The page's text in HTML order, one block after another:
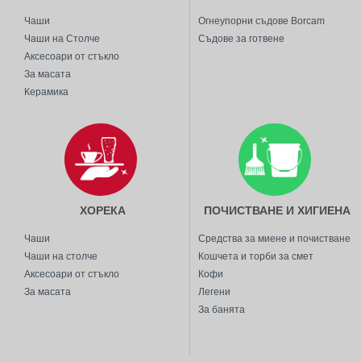
Чаши
Чаши на Столче
Аксесоари от стъкло
За масата
Керамика
Огнеупорни съдове Borcam
Съдове за готвене
ХОРЕКА
Чаши
Чаши на столче
Аксесоари от стъкло
За масата
ПОЧИСТВАНЕ И ХИГИЕНА
Средства за миене и почистване
Кошчета и торби за смет
Кофи
Легени
За банята